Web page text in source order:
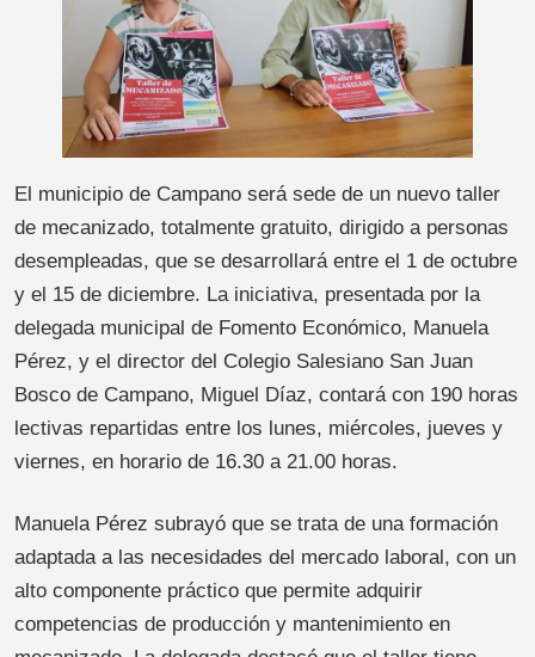
El municipio de Campano será sede de un nuevo taller
de mecanizado, totalmente gratuito, dirigido a personas
desempleadas, que se desarrollará entre el 1 de octubre
y el 15 de diciembre. La iniciativa, presentada por la
delegada municipal de Fomento Económico, Manuela
Pérez, y el director del Colegio Salesiano San Juan
Bosco de Campano, Miguel Díaz, contará con 190 horas
lectivas repartidas entre los lunes, miércoles, jueves y
viernes, en horario de 16.30 a 21.00 horas.
Manuela Pérez subrayó que se trata de una formación
adaptada a las necesidades del mercado laboral, con un
alto componente práctico que permite adquirir
competencias de producción y mantenimiento en